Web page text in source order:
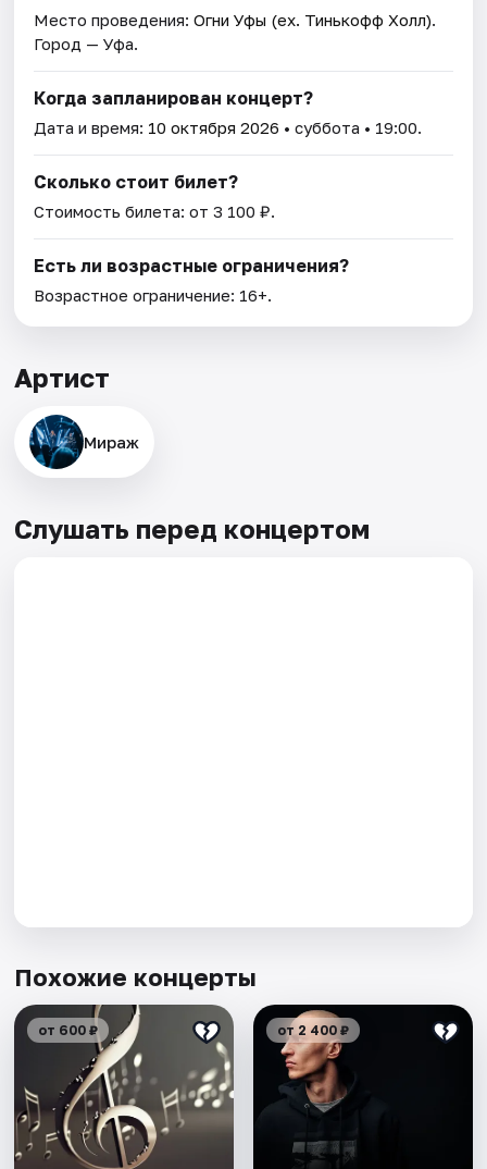
Место проведения:Огни Уфы (ex. Тинькофф Холл).
Город — Уфа.
Когда запланирован концерт?
Дата и время: 10 октября 2026 • суббота • 19:00.
Сколько стоит билет?
Стоимость билета: от 3 100 ₽.
Есть ли возрастные ограничения?
Возрастное ограничение: 16+.
Артист
Мираж
Слушать перед концертом
Похожие концерты
от 600 ₽ от 2 400 ₽